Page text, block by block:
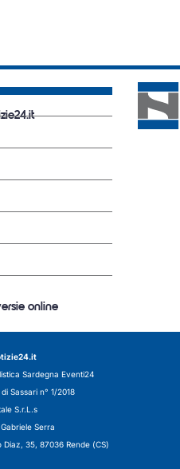
online
Sardegna Eventi24
Sassari n° 1/2018
S.r.L.s
Serra
Diaz, 35, 87036 Rende (CS)